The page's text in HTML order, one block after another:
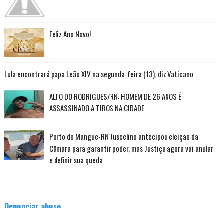
Feliz Ano Novo!
Lula encontrará papa Leão XIV na segunda-feira (13), diz Vaticano
ALTO DO RODRIGUES/RN: HOMEM DE 26 ANOS É
ASSASSINADO A TIROS NA CIDADE
Porto do Mangue-RN Juscelino antecipou eleição da
Câmara para garantir poder, mas Justiça agora vai anular
e definir sua queda